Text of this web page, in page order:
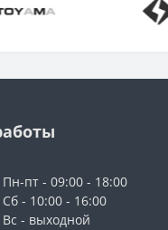
Пн-пт - 09:00 - 18:00
Сб - 10:00 - 16:00
Вс - выходной